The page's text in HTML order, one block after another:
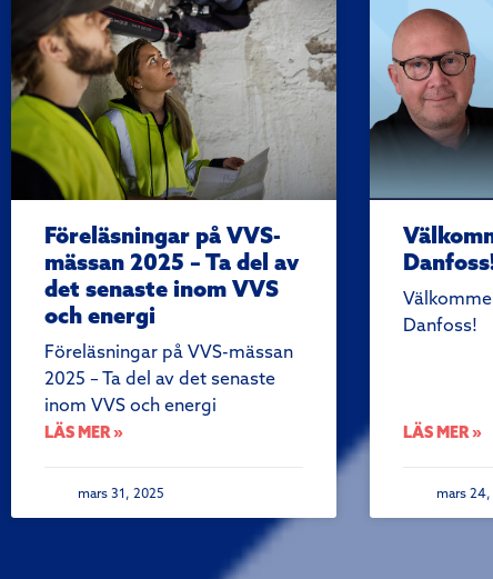
Föreläsningar på VVS-
mässan 2025 – Ta del av
det senaste inom VVS
och energi
Föreläsningar på VVS-mässan
2025 – Ta del av det senaste
inom VVS och energi
LÄS MER »
mars 31, 2025
Danfoss!
LÄS MER »
mars